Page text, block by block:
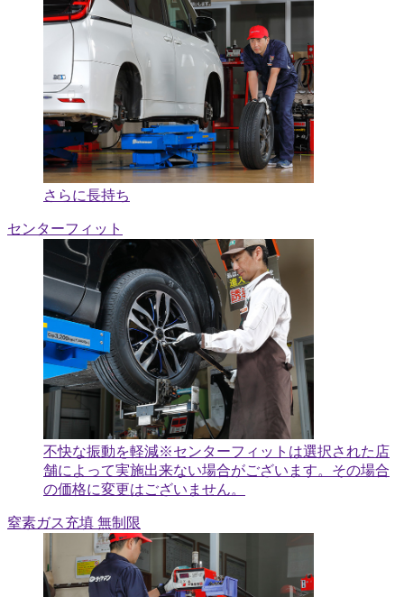
さらに長持ち
センターフィット
不快な振動を軽減※センターフィットは選択された店
舗によって実施出来ない場合がございます。その場合
の価格に変更はございません。
窒素ガス充填 無制限